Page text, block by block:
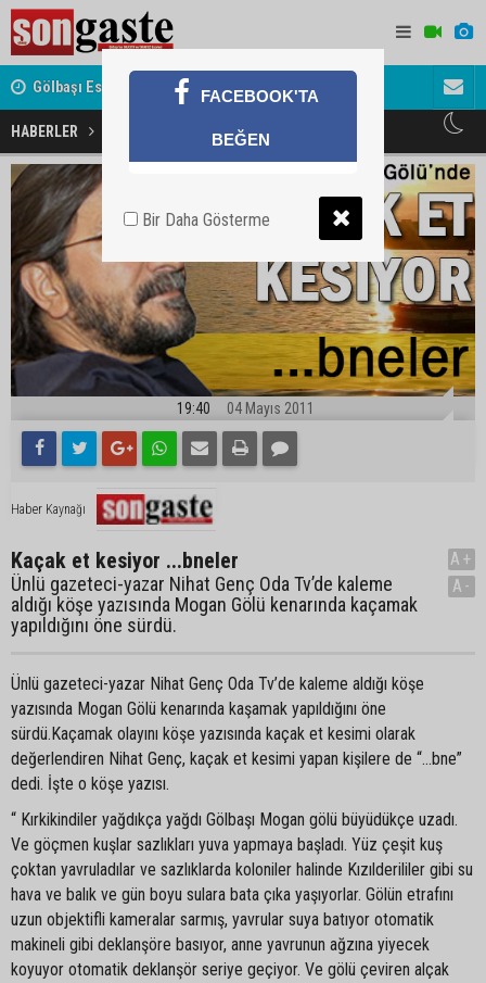
Gölbaşı Esnafının Sesi Ankara Kalkınma Ajansı'nda Avukat
akını
HABERLER Kaçak et kesiyor ...bneler
19:40 04 Mayıs 2011
Haber Kaynağı
Kaçak et kesiyor ...bneler
Ünlü gazeteci-yazar Nihat Genç Oda Tv’de kaleme
aldığı köşe yazısında Mogan Gölü kenarında kaçamak
yapıldığını öne sürdü.
A+
A-
Ünlü gazeteci-yazar Nihat Genç Oda Tv’de kaleme aldığı köşe
yazısında Mogan Gölü kenarında kaşamak yapıldığını öne
sürdü.Kaçamak olayını köşe yazısında kaçak et kesimi olarak
değerlendiren Nihat Genç, kaçak et kesimi yapan kişilere de “…bne”
dedi. İşte o köşe yazısı.
“ Kırkikindiler yağdıkça yağdı Gölbaşı Mogan gölü büyüdükçe uzadı.
Ve göçmen kuşlar sazlıkları yuva yapmaya başladı. Yüz çeşit kuş
çoktan yavruladılar ve sazlıklarda koloniler halinde Kızılderililer gibi su
hava ve balık ve gün boyu sulara bata çıka yaşıyorlar. Gölün etrafını
uzun objektifli kameralar sarmış, yavrular suya batıyor otomatik
makineli gibi deklanşöre basıyor, anne yavrunun ağzına yiyecek
koyuyor otomatik deklanşör seriye geçiyor. Ve gölü çeviren alçak
FACEBOOK'TA
BEĞEN
Bir Daha Gösterme